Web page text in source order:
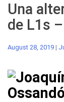
Una
de L1s
August 28, 2019 |